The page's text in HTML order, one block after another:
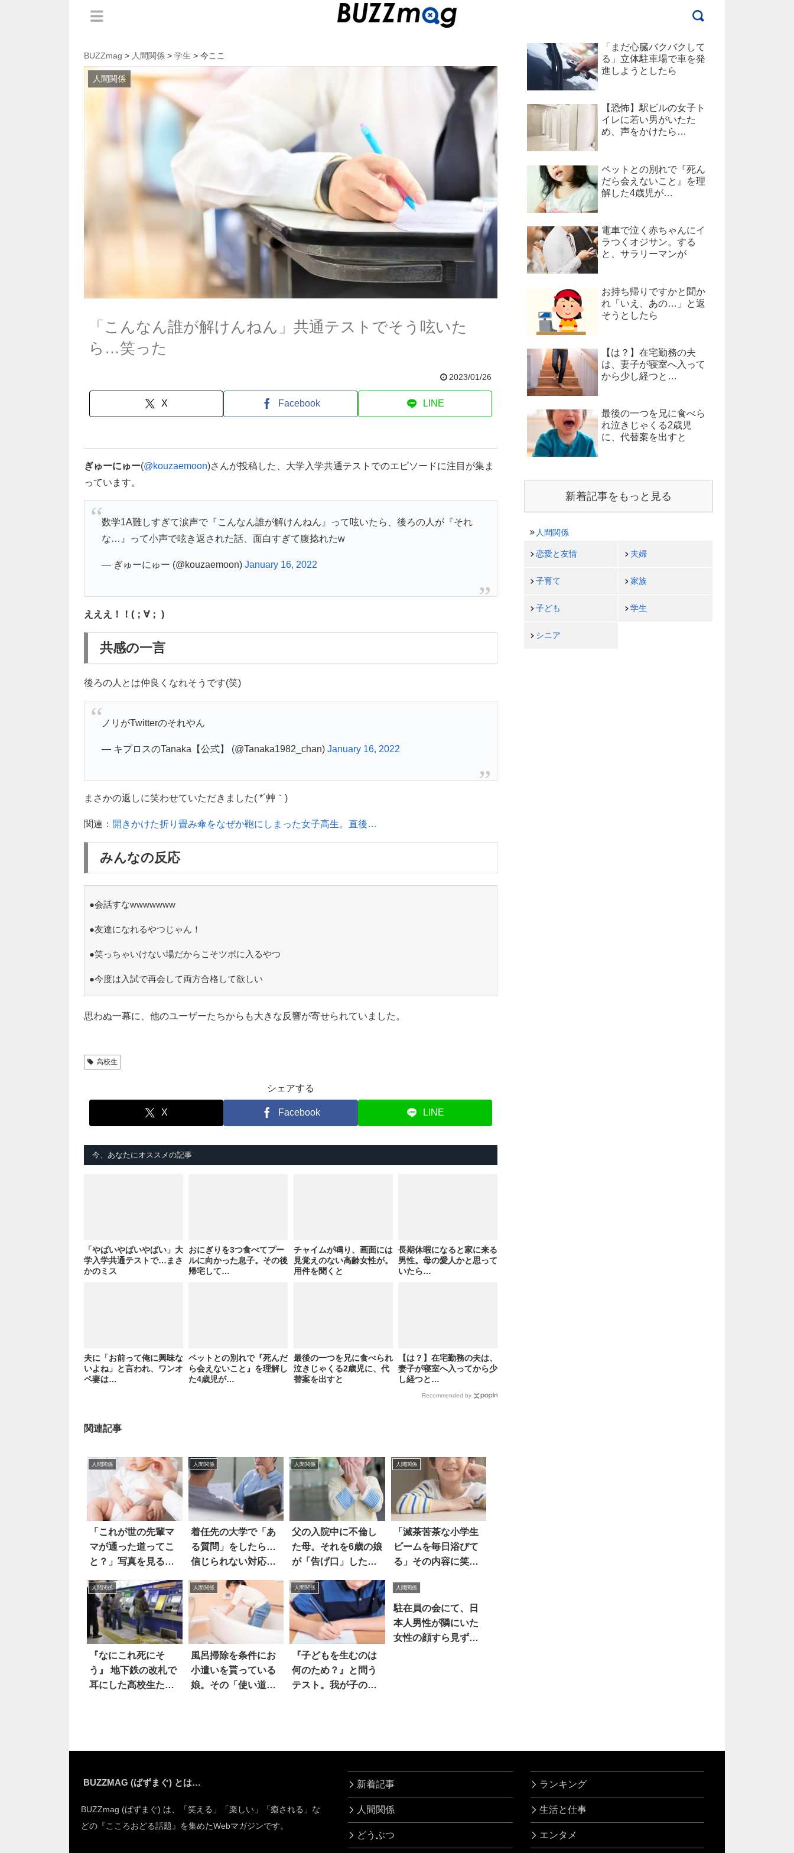
BUZZmag > 人間関係 > 学生 > 今ここ
人間関係
「こんなん誰が解けんねん」共通テストでそう呟いた
ら…笑った
2023/01/26
X Facebook LINE
ぎゅーにゅー(@kouzaemoon)さんが投稿した、大学入学共通テストでのエピソードに注目が集ま
っています。
数学1A難しすぎて涙声で『こんなん誰が解けんねん』って呟いたら、後ろの人が『それ
な…』って小声で呟き返された話、面白すぎて腹捻れたw
— ぎゅーにゅー (@kouzaemoon) January 16, 2022
えええ！！(；∀； )
共感の一言
後ろの人とは仲良くなれそうです(笑)
ノリがTwitterのそれやん
— キプロスのTanaka【公式】 (@Tanaka1982_chan) January 16, 2022
まさかの返しに笑わせていただきました( *´艸｀)
関連： 開きかけた折り畳み傘をなぜか鞄にしまった女子高生。直後…
みんなの反応
●会話すなwwwwwww
●友達になれるやつじゃん！
●笑っちゃいけない場だからこそツボに入るやつ
●今度は入試で再会して両方合格して欲しい
思わぬ一幕に、他のユーザーたちからも大きな反響が寄せられていました。
高校生
シェアする
X Facebook LINE
今、あなたにオススメの記事
「やばいやばいやばい」大
学入学共通テストで…まさ
かのミス
おにぎりを3つ食べてプー
ルに向かった息子。その後
帰宅して…
チャイムが鳴り、画面には
見覚えのない高齢女性が。
用件を聞くと
長期休暇になると家に来る
男性。母の愛人かと思って
いたら…
夫に「お前って俺に興味な
いよね」と言われ、ワンオ
ペ妻は…
ペットとの別れで『死んだ
ら会えないこと』を理解し
た4歳児が…
最後の一つを兄に食べられ
泣きじゃくる2歳児に、代
替案を出すと
【は？】在宅勤務の夫は、
妻子が寝室へ入ってから少
し経つと…
Recommended by
関連記事
人間関係
「これが世の先輩マ
マが通った道ってこ
と？」写真を見る
人間関係
着任先の大学で「あ
る質問」をしたら…
信じられない対応に
人間関係
父の入院中に不倫し
た母。それを6歳の娘
が「告げ口」した結
ソード
人間関係
「滅茶苦茶な小学生
ビームを毎日浴びて
る」その内容に笑っ
人間関係
『なにこれ死にそ
う』 地下鉄の改札で
耳にした高校生たち
人間関係
風呂掃除を条件にお
小遣いを貰っている
娘。その「使い道」
人間関係
『子どもを生むのは
何のため？』と問う
テスト。我が子の解
人間関係
駐在員の会にて、日
本人男性が隣にいた
女性の顔すら見ずに
「まだ心臓バクバクして
る」立体駐車場で車を発
進しようとしたら
【恐怖】駅ビルの女子ト
イレに若い男がいたた
め、声をかけたら…
ペットとの別れで『死ん
だら会えないこと』を理
解した4歳児が…
電車で泣く赤ちゃんにイ
ラつくオジサン。する
と、サラリーマンが
お持ち帰りですかと聞か
れ「いえ、あの…」と返
そうとしたら
【は？】在宅勤務の夫
は、妻子が寝室へ入って
から少し経つと…
最後の一つを兄に食べら
れ泣きじゃくる2歳児
に、代替案を出すと
新着記事をもっと見る
人間関係
恋愛と友情 夫婦
子育て 家族
子ども 学生
シニア
BUZZMAG (ばずまぐ) とは…
BUZZmag (ばずまぐ) は、「笑える」「楽しい」「癒される」な
どの『こころおどる話題』を集めたWebマガジンです。
新着記事
人間関係
どうぶつ
ランキング
生活と仕事
エンタメ